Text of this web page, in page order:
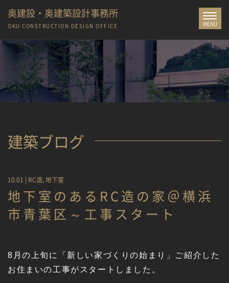
Toggle
MENU
奥建設・奥建築設計事務所
OKU CONSTRUCTION DESIGN OFFICE
建築ブログ
10.01 | RC造,地下室
地下室のあるRC造の家＠横浜
市青葉区～工事スタート
8月の上旬に「新しい家づくりの始まり」ご紹介した
お住まいの工事がスタートしました。